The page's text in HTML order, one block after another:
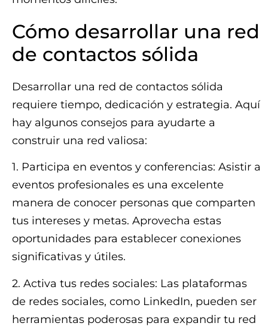
Cómo desarrollar una red
de contactos sólida
Desarrollar una red de contactos sólida
requiere tiempo, dedicación y estrategia. Aquí
hay algunos consejos para ayudarte a
construir una red valiosa:
1. Participa en eventos y conferencias: Asistir a
eventos profesionales es una excelente
manera de conocer personas que comparten
tus intereses y metas. Aprovecha estas
oportunidades para establecer conexiones
significativas y útiles.
2. Activa tus redes sociales: Las plataformas
de redes sociales, como LinkedIn, pueden ser
herramientas poderosas para expandir tu red